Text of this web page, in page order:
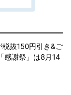
税抜150円引き&ご
感謝祭」は8月14